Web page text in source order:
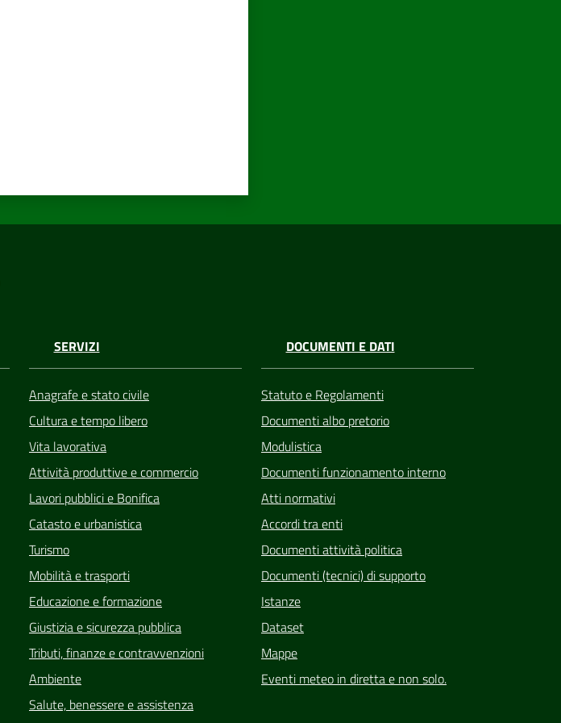
SERVIZI
Anagrafe e stato civile
Cultura e tempo libero
Vita lavorativa
Attività produttive e commercio
Lavori pubblici e Bonifica
Catasto e urbanistica
Turismo
Mobilità e trasporti
Educazione e formazione
Giustizia e sicurezza pubblica
Tributi, finanze e contravvenzioni
Ambiente
Salute, benessere e assistenza
DOCUMENTI E DATI
Statuto e Regolamenti
Documenti albo pretorio
Modulistica
Documenti funzionamento interno
Atti normativi
Accordi tra enti
Documenti attività politica
Documenti (tecnici) di supporto
Istanze
Dataset
Mappe
Eventi meteo in diretta e non solo.